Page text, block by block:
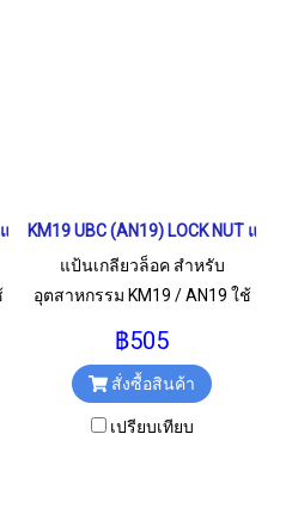
แป้นเกลียวล็อค
KM19 UBC (AN19) LOCK NUT แป้
แป้นเกลียวล็อค สำหรับ
อุตสาหกรรม KM19 / AN19 ใช้
฿505
สั่งซื้อสินค้า
เปรียบเทียบ